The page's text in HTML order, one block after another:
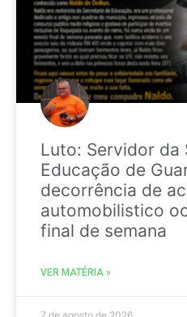
Luto: Servidor da
Educação de
decorrência de
automobilistico
final de semana
VER MATÉRIA »